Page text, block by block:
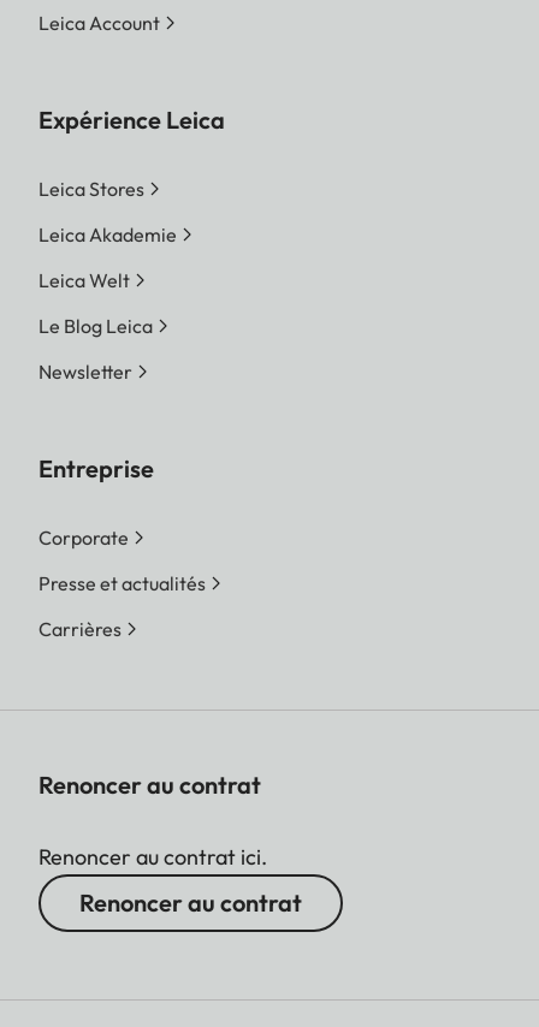
Leica Account
Expérience Leica
Leica Stores
Leica Akademie
Leica Welt
Le Blog Leica
Newsletter
Entreprise
Corporate
Presse et actualités
Carrières
Renoncer au contrat
Renoncer au contrat ici.
Renoncer au contrat